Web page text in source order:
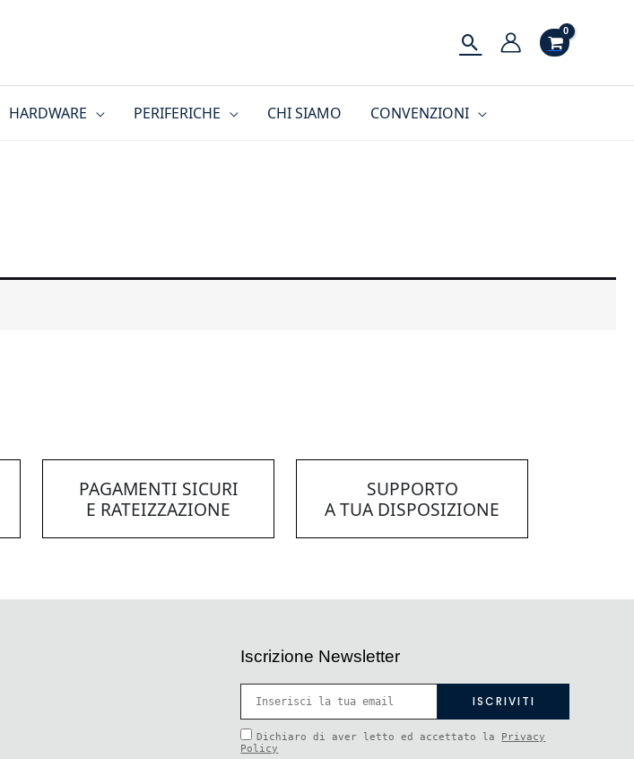
Cerca
HARDWARE PERIFERICHE CHI SIAMO CONVENZIONI
PAGAMENTI SICURI
E RATEIZZAZIONE
SUPPORTO
A TUA DISPOSIZIONE
Iscrizione Newsletter
Dichiaro di aver letto ed accettato la Privacy
Policy